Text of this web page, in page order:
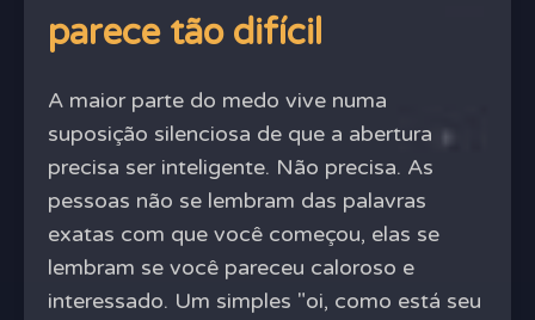
parece tão difícil
A maior parte do medo vive numa
suposição silenciosa de que a abertura
precisa ser inteligente. Não precisa. As
pessoas não se lembram das palavras
exatas com que você começou, elas se
lembram se você pareceu caloroso e
interessado. Um simples "oi, como está seu